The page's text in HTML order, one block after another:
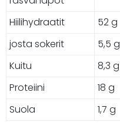
Hiilihydraatit 52 g
josta sokerit
5,5 g
Kuitu
8,3 g
Proteiini
18 g
Suola
1,7 g